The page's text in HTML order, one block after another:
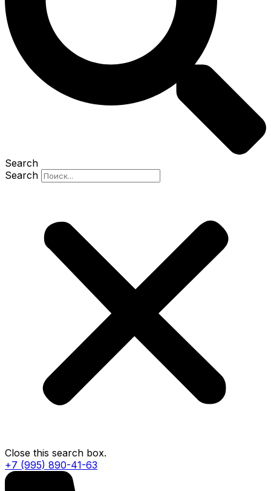
Search
Search
Close this search box.
+7 (995) 890-41-63